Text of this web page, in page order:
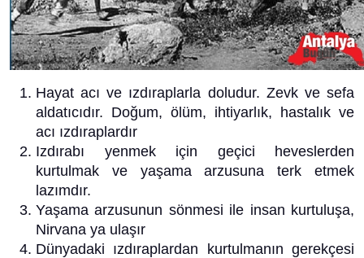
Hayat acı ve ızdıraplarla doludur. Zevk ve sefa
aldatıcıdır. Doğum, ölüm, ihtiyarlık, hastalık ve
acı ızdıraplardır
Izdırabı yenmek için geçici heveslerden
kurtulmak ve yaşama arzusuna terk etmek
lazımdır.
Yaşama arzusunun sönmesi ile insan kurtuluşa,
Nirvana ya ulaşır
Dünyadaki ızdıraplardan kurtulmanın gerekçesi